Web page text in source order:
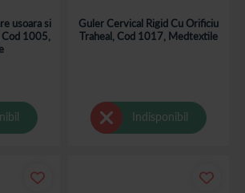
usoara si
Cod 1005,
Guler Cervical Rigid Cu Orificiu
Traheal, Cod 1017, Medtextile
Indisponibil